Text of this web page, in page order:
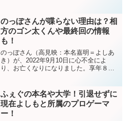
と言われている...
のっぽさんが喋らない理由は？相
方のゴン太くんや最終回の情報
も！
のっぽさん（高見映：本名嘉明＝よしあ
き）が、2022年9月10日に心不全によ
り、お亡くなりになりました。享年８８
ね。喋らない理由があるのでしょうか？
相方のゴン太くんは元気...
ふぇぐの本名や大学！引退せずに
現在よしもと所属のプロゲーマ
ー！